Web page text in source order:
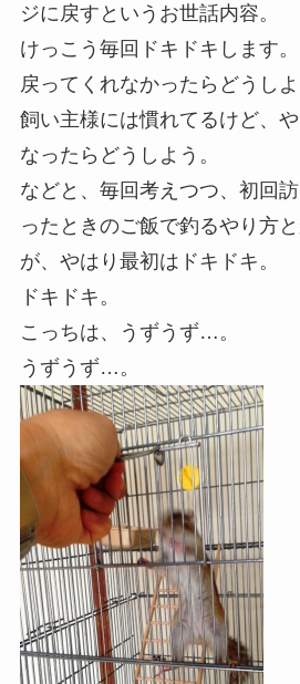
ジに戻すというお世話内容。
けっこう毎回ドキドキします。
戻ってくれなかったらどうしよ
飼い主様には慣れてるけど、
なったらどうしよう。
などと、毎回考えつつ、初回
ったときのご飯で釣るやり方
が、やはり最初はドキドキ。
ドキドキ。
こっちは、うずうず…。
うずうず…。